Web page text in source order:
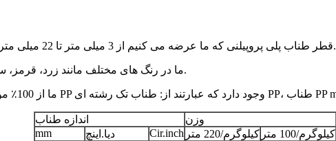
قطر طناب پلی پروپیلنی که ما عرضه می کنیم از 3 میلی متر تا 22 میلی متر متغیر است.معمولا 3 یا 4 رشته ساخت و ساز پیچ خورده.
طناب های PP ما در رنگ های مختلف مانند زرد، قرمز، سبز، آبی، بنفش، سفید و سیاه موجود است.
اندازه طناب
وزن
mm
دیا.اینچ Cir.inch کیلوگرم/220 متر کیلوگرم/100 متر